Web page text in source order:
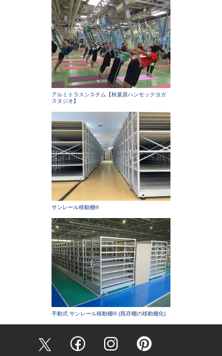
アルミトラスシステム【秋葉原ハンモックヨガ
スタジオ】
サンレール移動棚®
手動式 サンレール移動棚® (既存棚の移動棚化)